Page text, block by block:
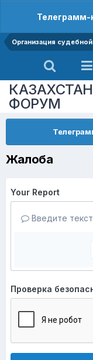
Телеграмм-
Организация
ФОРУМ
Жалоба
Your Report
Введите
Проверка